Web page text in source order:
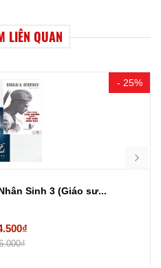
LIÊN QUAN
- 25%
Sinh 3 (Giáo sư...